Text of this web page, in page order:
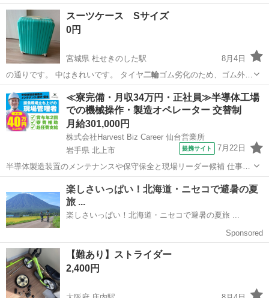
す。 …
京都 京田辺市 ヤマハ 公道
スーツケース Sサイズ
0円
宮城県 杜せきのした駅
8月4日
の通りです。 中はきれいです。 タイヤ二輪ゴム劣化のため、ゴム外れ
てます。
宮城 名取市 杜せきのした駅 家具
≪寮完備・月収34万円・正社員≫半導体工場
での機械操作・製造オペレーター 交替制
月給301,000円
株式会社Harvest Biz Career 仙台営業所
岩手県 北上市
提携サイト 7月22日
半導体製造装置のメンテナンスや保守保全と現場リーダー候補 仕事内
容 ＼フラッシュメモリの製造を行う工場で半導体製造装置の保守・点
検のお仕事／ 【主な業務】 フラッシュメモリなどに使用される「半導
体」。 その半導体を...
【難あり】ストライダー
2,400円